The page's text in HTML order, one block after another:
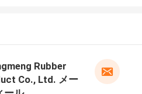
Rubber
Co., Ltd. メー